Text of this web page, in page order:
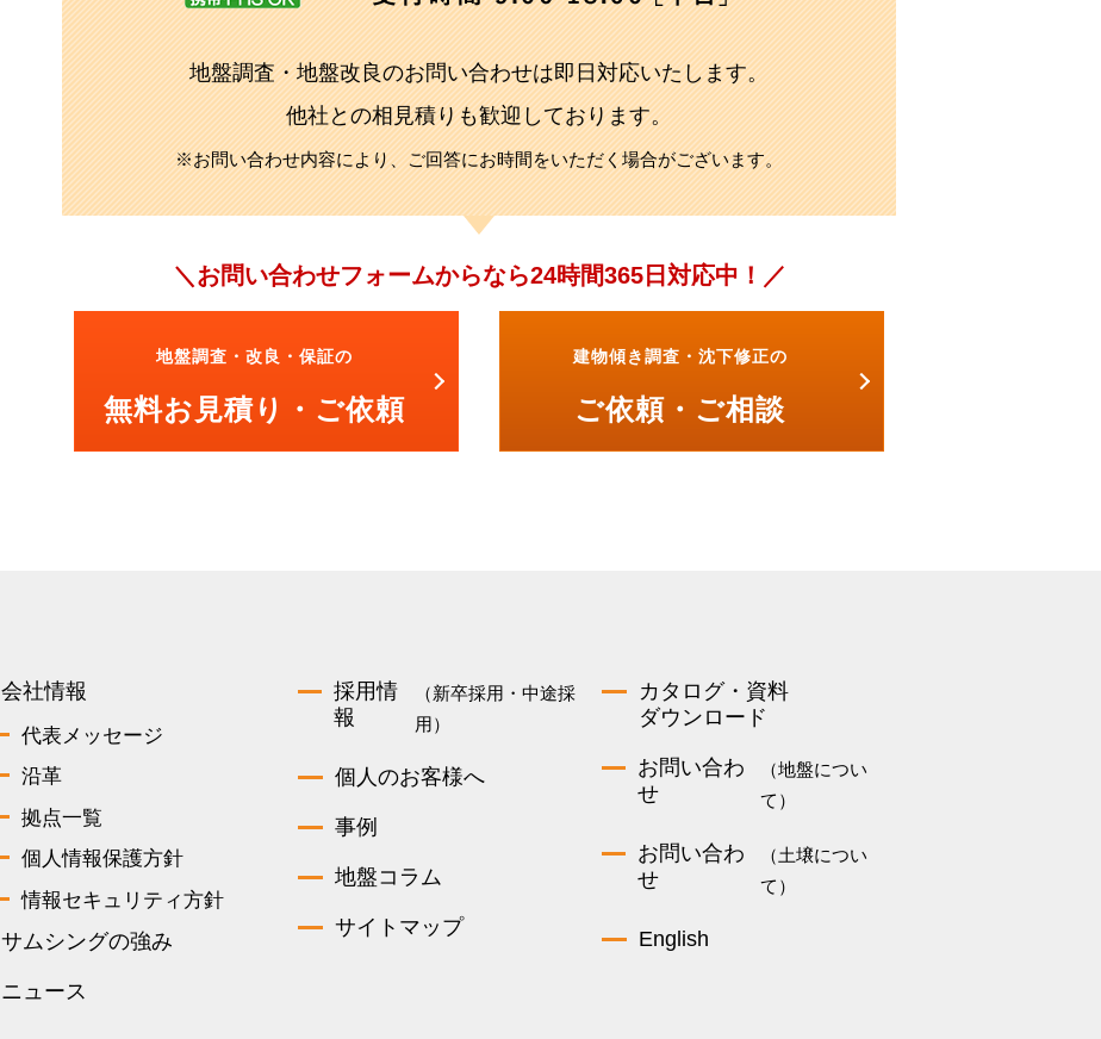
地盤調査・地盤改良のお問い合わせは即日対応いたします。
他社との相見積りも歓迎しております。
※お問い合わせ内容により、ご回答にお時間をいただく場合がございます。
お問い合わせフォームからなら24時間365日対応中！
地盤調査・改良・保証の
無料お見積り・ご依頼
建物傾き調査・沈下修正の
ご依頼・ご相談
会社情報
代表メッセージ
沿革
拠点一覧
個人情報保護方針
情報セキュリティ方針
サムシングの強み
ニュース
採用情
報
（新卒採用・中途採
用）
個人のお客様へ
事例
地盤コラム
サイトマップ
カタログ・資料
ダウンロード
お問い合わ
せ
（地盤につい
て）
お問い合わ
せ
（土壌につい
て）
English